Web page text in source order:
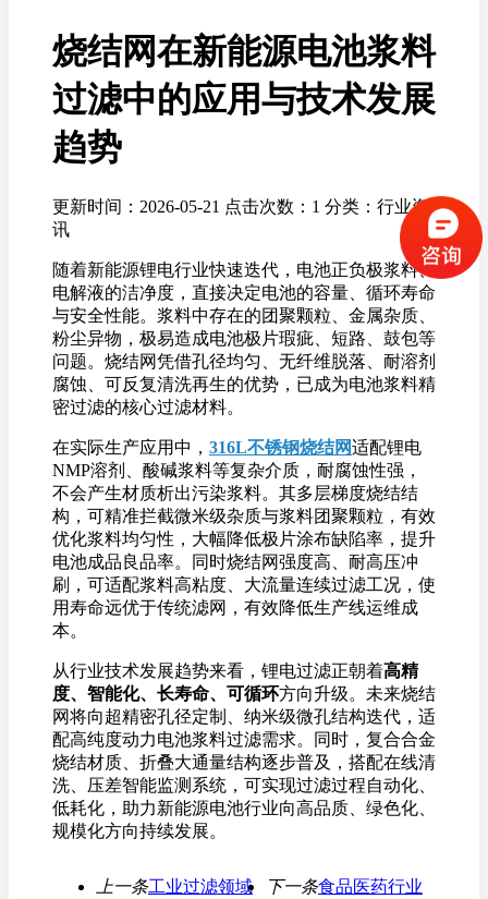
烧结网在新能源电池浆料
过滤中的应用与技术发展
趋势
更新时间：2026-05-21 点击次数：1 分类：行业资
讯
随着新能源锂电行业快速迭代，电池正负极浆料、
电解液的洁净度，直接决定电池的容量、循环寿命
与安全性能。浆料中存在的团聚颗粒、金属杂质、
粉尘异物，极易造成电池极片瑕疵、短路、鼓包等
问题。烧结网凭借孔径均匀、无纤维脱落、耐溶剂
腐蚀、可反复清洗再生的优势，已成为电池浆料精
密过滤的核心过滤材料。
在实际生产应用中， 316L不锈钢烧结网适配锂电
NMP溶剂、酸碱浆料等复杂介质，耐腐蚀性强，
不会产生材质析出污染浆料。其多层梯度烧结结
构，可精准拦截微米级杂质与浆料团聚颗粒，有效
优化浆料均匀性，大幅降低极片涂布缺陷率，提升
电池成品良品率。同时烧结网强度高、耐高压冲
刷，可适配浆料高粘度、大流量连续过滤工况，使
用寿命远优于传统滤网，有效降低生产线运维成
本。
从行业技术发展趋势来看，锂电过滤正朝着高精
度、智能化、长寿命、可循环方向升级。未来烧结
网将向超精密孔径定制、纳米级微孔结构迭代，适
配高纯度动力电池浆料过滤需求。同时，复合合金
烧结材质、折叠大通量结构逐步普及，搭配在线清
洗、压差智能监测系统，可实现过滤过程自动化、
低耗化，助力新能源电池行业向高品质、绿色化、
规模化方向持续发展。
上一条工业过滤领域
下一条食品医药行业